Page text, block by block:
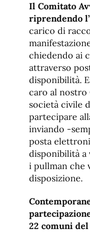
Il Comitato
riprendendo
carico di
chiedendo ai
attraverso
disponibilità.
caro al nostro
società civile
partecipare
inviando -
posta
disponibilità a
i pullman che
disposizione.
22 comuni